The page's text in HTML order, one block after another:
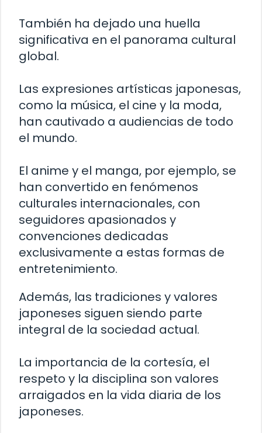
También ha dejado una huella
significativa en el panorama cultural
global.
Las expresiones artísticas japonesas,
como la música, el cine y la moda,
han cautivado a audiencias de todo
el mundo.
El anime y el manga, por ejemplo, se
han convertido en fenómenos
culturales internacionales, con
seguidores apasionados y
convenciones dedicadas
exclusivamente a estas formas de
entretenimiento.
Además, las tradiciones y valores
japoneses siguen siendo parte
integral de la sociedad actual.
La importancia de la cortesía, el
respeto y la disciplina son valores
arraigados en la vida diaria de los
japoneses.